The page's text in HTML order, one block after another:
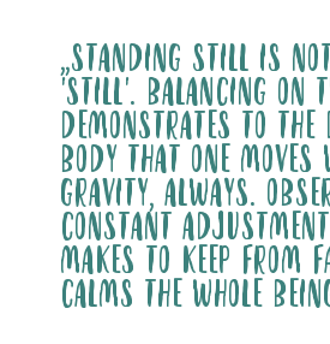
„STANDING STILL IS
'STILL'. BALANCING ON
DEMONSTRATES TO THE
BODY THAT ONE MOVES
GRAVITY, ALWAYS.
CONSTANT
MAKES TO KEEP FROM
CALMS THE WHOLE